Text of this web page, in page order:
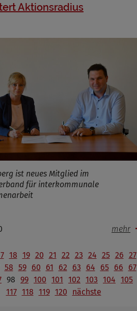
Aktionsradius
ist neues Mitglied im
für interkommunale
mehr
18 19 20 21 22 23 24 25 26 27
58 59 60 61 62 63 64 65 66 67
98 99 100 101 102 103 104 105
117 118 119 120 nächste